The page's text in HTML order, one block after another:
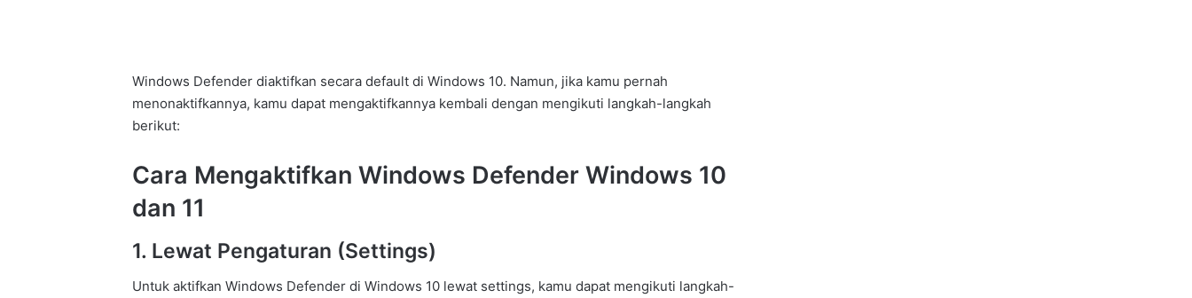
Windows Defender diaktifkan secara default di Windows 10. Namun, jika kamu pernah
menonaktifkannya, kamu dapat mengaktifkannya kembali dengan mengikuti langkah-langkah
berikut:
Cara Mengaktifkan Windows Defender Windows 10
dan 11
1. Lewat Pengaturan (Settings)
Untuk aktifkan Windows Defender di Windows 10 lewat settings, kamu dapat mengikuti langkah-